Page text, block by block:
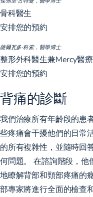
骨科醫生
安排您的預約
薩爾瓦多·科索，醫學博士
整形外科醫生兼Mercy醫
安排您的預約
背痛的診斷
我們治療所有年齡段的患
些疼痛會干擾他們的日常
的所有複雜性，並隨時回
何問題。 在諮詢階段，他
地瞭解背部和頸部疼痛的
部專家將進行全面的檢查